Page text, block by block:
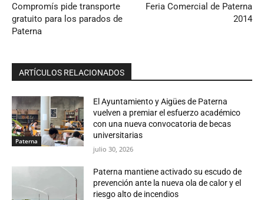
Compromís pide transporte
gratuito para los parados de
Paterna
Feria Comercial de Paterna
2014
ARTÍCULOS RELACIONADOS
Paterna
El Ayuntamiento y Aigües de Paterna
vuelven a premiar el esfuerzo académico
con una nueva convocatoria de becas
universitarias
julio 30, 2026
Paterna mantiene activado su escudo de
prevención ante la nueva ola de calor y el
riesgo alto de incendios